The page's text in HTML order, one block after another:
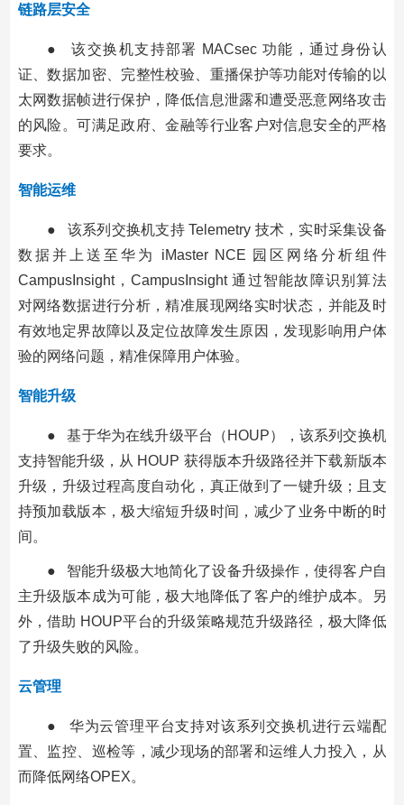
链路层安全
● 该交换机支持部署 MACsec 功能，通过身份认
证、数据加密、完整性校验、重播保护等功能对传输的以
太网数据帧进行保护，降低信息泄露和遭受恶意网络攻击
的风险。可满足政府、金融等行业客户对信息安全的严格
要求。
智能运维
● 该系列交换机支持 Telemetry 技术，实时采集设备
数据并上送至华为 iMaster NCE 园区网络分析组件
CampusInsight，CampusInsight 通过智能故障识别算法
对网络数据进行分析，精准展现网络实时状态，并能及时
有效地定界故障以及定位故障发生原因，发现影响用户体
验的网络问题，精准保障用户体验。
智能升级
● 基于华为在线升级平台（HOUP），该系列交换机
支持智能升级，从 HOUP 获得版本升级路径并下载新版本
升级，升级过程高度自动化，真正做到了一键升级；且支
持预加载版本，极大缩短升级时间，减少了业务中断的时
间。
● 智能升级极大地简化了设备升级操作，使得客户自
主升级版本成为可能，极大地降低了客户的维护成本。另
外，借助 HOUP平台的升级策略规范升级路径，极大降低
了升级失败的风险。
云管理
● 华为云管理平台支持对该系列交换机进行云端配
置、监控、巡检等，减少现场的部署和运维人力投入，从
而降低网络OPEX。